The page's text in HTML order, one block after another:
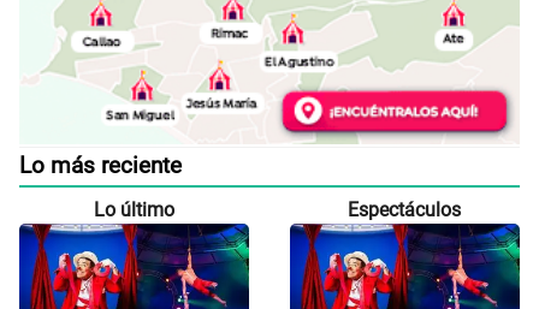
Lo más reciente
Lo último Espectáculos